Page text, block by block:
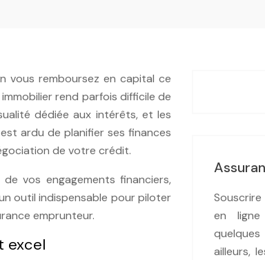
vous remboursez en capital ce
rend parfois difficile de
dédiée aux intérêts, et les
ardu de planifier ses finances
de votre crédit.
vos engagements financiers,
outil indispensable pour piloter
emprunteur.
excel
en ligne
ailleurs,